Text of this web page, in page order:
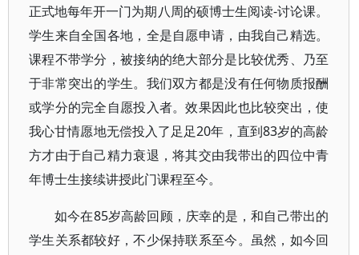
正式地每年开一门为期八周的硕博士生阅读-讨论课。
学生来自全国各地，全是自愿申请，由我自己精选。
课程不带学分，被接纳的绝大部分是比较优秀、乃至
于非常突出的学生。我们双方都是没有任何物质报酬
或学分的完全自愿投入者。效果因此也比较突出，使
我心甘情愿地无偿投入了足足20年，直到83岁的高龄
方才由于自己精力衰退，将其交由我带出的四位中青
年博士生接续讲授此门课程至今。
如今在85岁高龄回顾，庆幸的是，和自己带出的
学生关系都较好，不少保持联系至今。虽然，如今回